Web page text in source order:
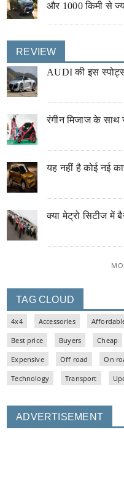
और 1000 किमी से
REVIEW
AUDI की इस
रंगीन मिजाज के साथ
यह नहीं है कोई नई
क्या मेट्रो सिटीज में
TAG CLOUD
4x4 Accessories
Best price Buyers Cheap
Expensive Off road On
Technology Transport
ADVERTISEMENT